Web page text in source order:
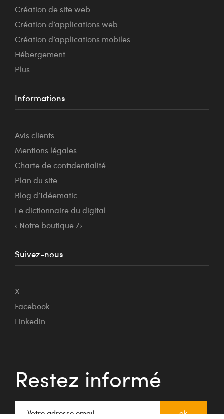
Création de site web
Création d’applications web
Création d’applications mobiles
Hébergement
Plus …
Informations
Avis clients
Mentions légales
Charte de confidentialité
Plan du site
Blog d’Idéematic
Le dictionnaire du digital
‹ Notre boutique /›
Suivez-nous
X
Facebook
Linkedin
Restez informé